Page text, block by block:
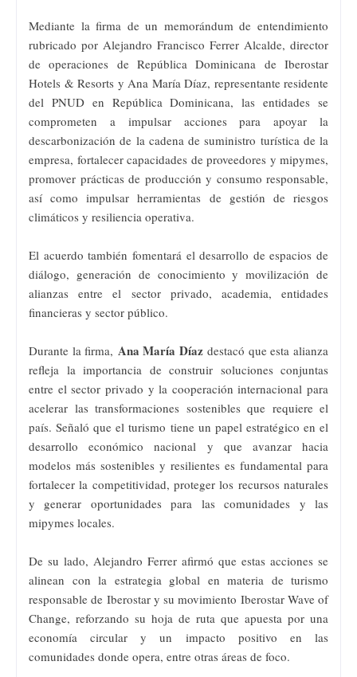
Mediante la firma de un memorándum de entendimiento
rubricado por Alejandro Francisco Ferrer Alcalde, director
de operaciones de República Dominicana de Iberostar
Hotels & Resorts y Ana María Díaz, representante residente
del PNUD en República Dominicana, las entidades se
comprometen a impulsar acciones para apoyar la
descarbonización de la cadena de suministro turística de la
empresa, fortalecer capacidades de proveedores y mipymes,
promover prácticas de producción y consumo responsable,
así como impulsar herramientas de gestión de riesgos
climáticos y resiliencia operativa.
El acuerdo también fomentará el desarrollo de espacios de
diálogo, generación de conocimiento y movilización de
alianzas entre el sector privado, academia, entidades
financieras y sector público.
Durante la firma, Ana María Díazdestacó que esta alianza
refleja la importancia de construir soluciones conjuntas
entre el sector privado y la cooperación internacional para
acelerar las transformaciones sostenibles que requiere el
país. Señaló que el turismo tiene un papel estratégico en el
desarrollo económico nacional y que avanzar hacia
modelos más sostenibles y resilientes es fundamental para
fortalecer la competitividad, proteger los recursos naturales
y generar oportunidades para las comunidades y las
mipymes locales.
De su lado, Alejandro Ferrer afirmó que estas acciones se
alinean con la estrategia global en materia de turismo
responsable de Iberostar y su movimiento Iberostar Wave of
Change, reforzando su hoja de ruta que apuesta por una
economía circular y un impacto positivo en las
comunidades donde opera, entre otras áreas de foco.